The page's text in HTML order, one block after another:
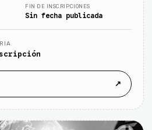
FIN DE INSCRIPCIONES
Sin fecha publicada
↗